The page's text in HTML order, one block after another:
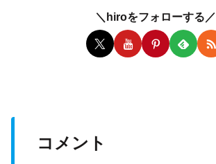
＼hiroをフォローする／
コメント